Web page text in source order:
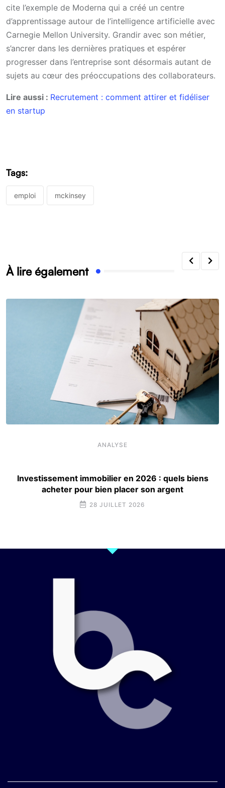
cite l’exemple de Moderna qui a créé un centre
d’apprentissage autour de l’intelligence artificielle avec
Carnegie Mellon University. Grandir avec son métier,
s’ancrer dans les dernières pratiques et espérer
progresser dans l’entreprise sont désormais autant de
sujets au cœur des préoccupations des collaborateurs.
Lire aussi : Recrutement : comment attirer et fidéliser
en startup
Tags:
emploi mckinsey
À lire également
ANALYSE
Investissement immobilier en 2026 : quels biens
acheter pour bien placer son argent
28 JUILLET 2026